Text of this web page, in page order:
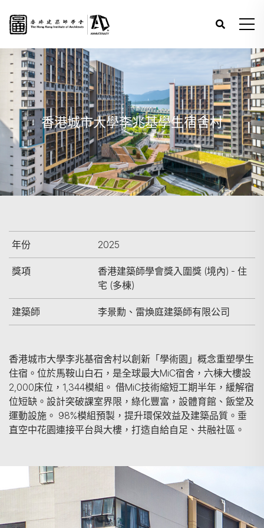
香港城市大學李兆基學生宿舍村
年份 2025
獎項
香港建築師學會獎入圍獎 (境內) - 住
宅 (多棟)
建築師 李景勳、雷煥庭建築師有限公司
香港城市大學李兆基宿舍村以創新「學術園」概念重塑學生
住宿。位於馬鞍山白石，是全球最大MiC宿舍，六棟大樓設
2,000床位，1,344模組。 借MiC技術縮短工期半年，緩解宿
位短缺。設計突破課室界限，綠化豐富，設體育館、飯堂及
運動設施。 98%模組預製，提升環保效益及建築品質。垂
直空中花園連接平台與大樓，打造自給自足、共融社區。